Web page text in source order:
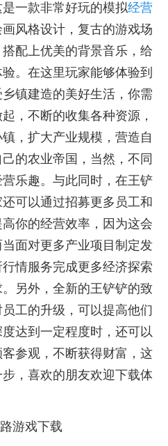
是一款非常好玩的模拟经营
画风格设计，复古的游戏场
配上优美的背景音乐，给
。在这里玩家能够体验到
镇建造的美好生活，你需
，不断的收集各种资源，
，扩大产业规模，营造自
的农业帝国，当然，不同
乐趣。与此同时，在王铲
可以通过招募更多员工和
你的经营效率，因为这会
面对更多产业项目制定发
情服务完成更多经济探索
另外，全新的王铲铲的致
工的升级，可以提高他们
达到一定程度时，还可以
参观，不断获得财富，这
，喜欢的朋友欢迎下载体